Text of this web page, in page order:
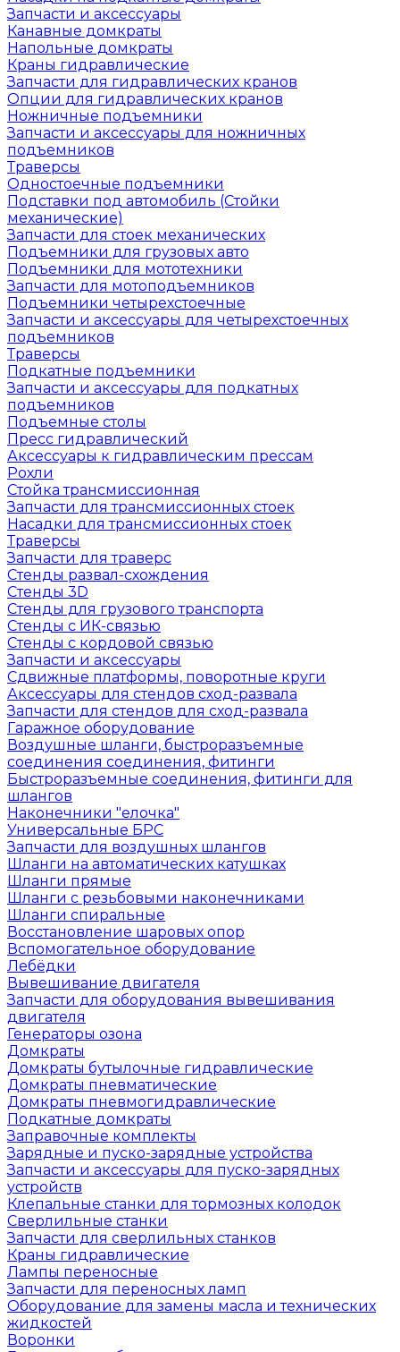
Запчасти и аксессуары
Канавные домкраты
Напольные домкраты
Краны гидравлические
Запчасти для гидравлических кранов
Опции для гидравлических кранов
Ножничные подъемники
Запчасти и аксессуары для ножничных
подъемников
Траверсы
Одностоечные подъемники
Подставки под автомобиль (Стойки
механические)
Запчасти для стоек механических
Подъемники для грузовых авто
Подъемники для мототехники
Запчасти для мотоподъемников
Подъемники четырехстоечные
Запчасти и аксессуары для четырехстоечных
подъемников
Траверсы
Подкатные подъемники
Запчасти и аксессуары для подкатных
подъемников
Подъемные столы
Пресс гидравлический
Аксессуары к гидравлическим прессам
Рохли
Стойка трансмиссионная
Запчасти для трансмиссионных стоек
Насадки для трансмиссионных стоек
Траверсы
Запчасти для траверс
Стенды развал-схождения
Стенды 3D
Стенды для грузового транспорта
Стенды с ИК-связью
Стенды с кордовой связью
Запчасти и аксессуары
Сдвижные платформы, поворотные круги
Аксессуары для стендов сход-развала
Запчасти для стендов для сход-развала
Гаражное оборудование
Воздушные шланги, быстроразъемные
соединения соединения, фитинги
Быстроразъемные соединения, фитинги для
шлангов
Наконечники "елочка"
Универсальные БРС
Запчасти для воздушных шлангов
Шланги на автоматических катушках
Шланги прямые
Шланги с резьбовыми наконечниками
Шланги спиральные
Восстановление шаровых опор
Вспомогательное оборудование
Лебёдки
Вывешивание двигателя
Запчасти для оборудования вывешивания
двигателя
Генераторы озона
Домкраты
Домкраты бутылочные гидравлические
Домкраты пневматические
Домкраты пневмогидравлические
Подкатные домкраты
Заправочные комплекты
Зарядные и пуско-зарядные устройства
Запчасти и аксессуары для пуско-зарядных
устройств
Клепальные станки для тормозных колодок
Сверлильные станки
Запчасти для сверлильных станков
Краны гидравлические
Лампы переносные
Запчасти для переносных ламп
Оборудование для замены масла и технических
жидкостей
Воронки